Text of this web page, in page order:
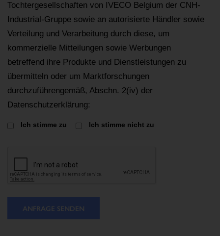
Tochtergesellschaften von IVECO Belgium der CNH-
Industrial-Gruppe sowie an autorisierte Händler sowie
Verteilung und Verarbeitung durch diese, um
kommerzielle Mitteilungen sowie Werbungen
betreffend ihre Produkte und Dienstleistungen zu
übermitteln oder um Marktforschungen
durchzuführengemäß, Abschn. 2(iv) der
Datenschutzerklärung:
Ich stimme zu Ich stimme nicht zu
ANFRAGE SENDEN